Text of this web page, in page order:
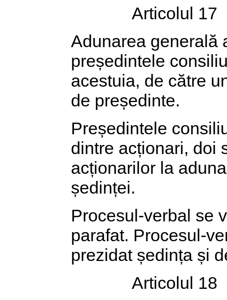
Articolul 17
Adunarea generală
președintele
acestuia, de către
de președinte.
Președintele
dintre acționari, doi
acționarilor la
ședinței.
Procesul-verbal se
parafat. Procesul-
prezidat ședința și
Articolul 18